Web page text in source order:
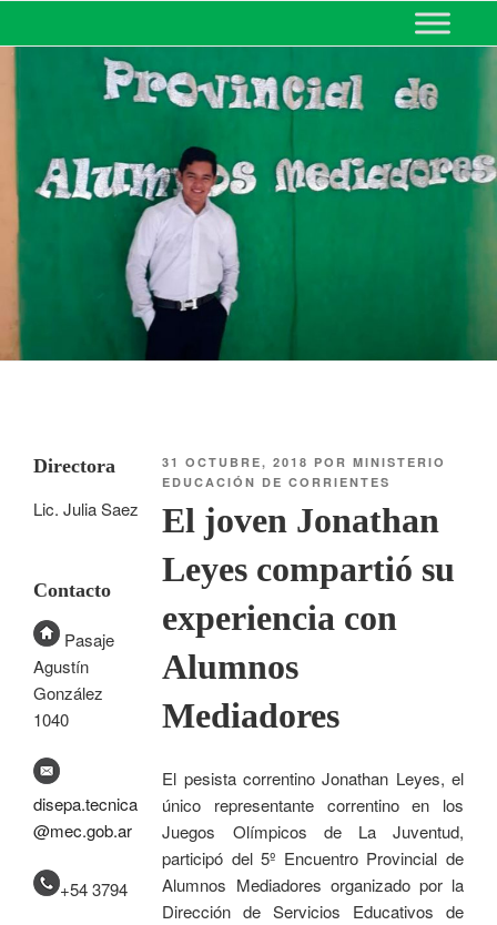
MINISTERIO DE EDUCACIÓN
DE CORRIENTES
31 OCTUBRE, 2018 PORMINISTERIO
EDUCACIÓN DE CORRIENTES
El joven Jonathan
Leyes compartió su
experiencia con
Alumnos
Mediadores
El pesista correntino Jonathan Leyes, el
único representante correntino en los
Juegos Olímpicos de La Juventud,
participó del 5º Encuentro Provincial de
Alumnos Mediadores organizado por la
Dirección de Servicios Educativos de
Directora
Lic. Julia Saez
Contacto
Pasaje
Agustín
González
1040
disepa.tecnica
@mec.gob.ar
+54 3794